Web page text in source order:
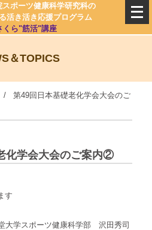
スポーツ健康科学研究科の
活き活き応援プログラム
くら"筋活"講座
＆TOPICS
/ 第49回日本基礎老化学会大会のご
化学会大会のご案内②
す
大学スポーツ健康科学部 沢田秀司